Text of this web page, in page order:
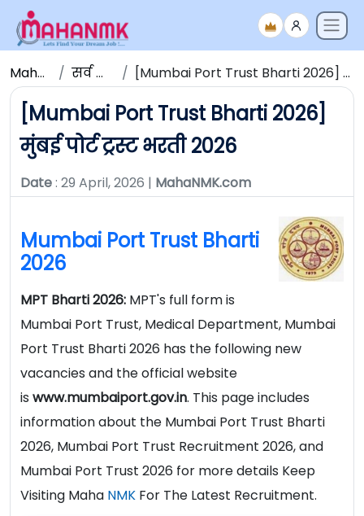
Maha NMK सर्व जाहिराती [Mumbai Port Trust Bharti 2026] मुंबई पोर्ट ट्रस्ट भरती 2026
[Mumbai Port Trust Bharti 2026]
मुंबई पोर्ट ट्रस्ट भरती 2026
Date: 29 April, 2026 | MahaNMK.com
Mumbai Port Trust Bharti
2026
MPT Bharti 2026: MPT's full form is
Mumbai Port Trust, Medical Department, Mumbai
Port Trust Bharti 2026 has the following new
vacancies and the official website
is www.mumbaiport.gov.in. This page includes
information about the Mumbai Port Trust Bharti
2026, Mumbai Port Trust Recruitment 2026, and
Mumbai Port Trust 2026 for more details Keep
Visiting Maha NMK For The Latest Recruitment.